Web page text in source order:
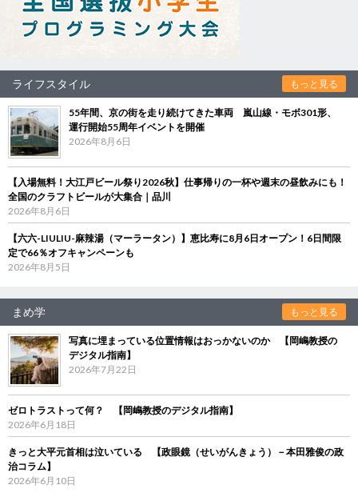
ライフスタイル もっと見る
55年間、京の街を走り続けてきた車両 嵐山線・モボ301形、
運行開始55周年イベントを開催
2026年8月6日
【入場無料！大江戸ビール祭り2026秋】仕事帰りの一杯や週末の昼飲みにも！
全国のクラフトビールが大集合｜品川
2026年8月6日
【六六-LIULIU-麻辣湯（マーラータン）】恵比寿に8月6日オープン！6日間限
定で66％オフキャンペーンも
2026年8月5日
まめ学 もっと見る
写真に埋まっている位置情報はおっかないのか 【岡嶋教授の
デジタル指南】
2026年7月22日
ゼロトラストって何？ 【岡嶋教授のデジタル指南】
2026年6月18日
きっと大平元首相は泣いている 【政眼鏡（せいがんきょう）－本田雅俊の政
治コラム】
2026年6月10日